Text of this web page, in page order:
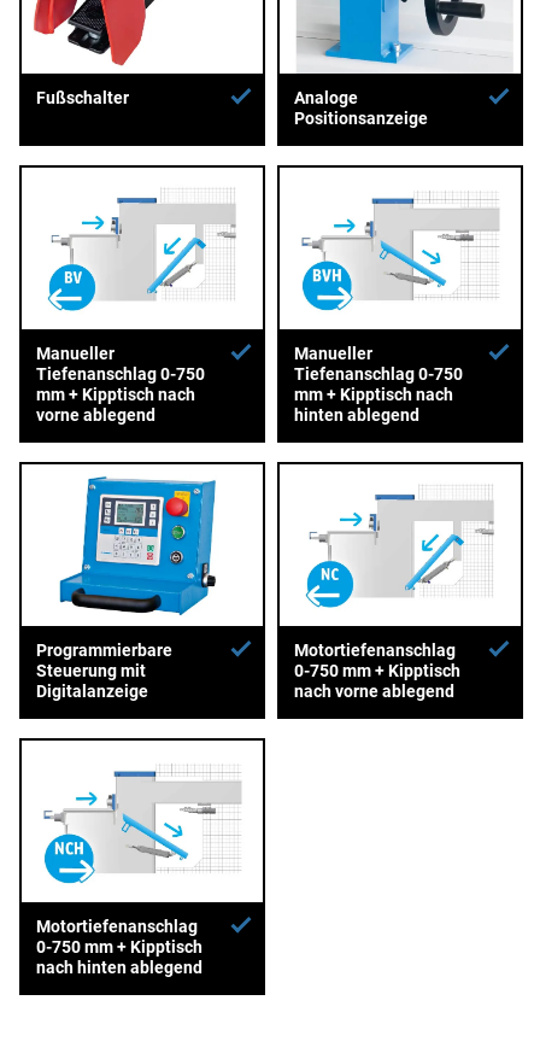
Fußschalter
Analoge
Positionsanzeige
Manueller
Tiefenanschlag 0-750
mm + Kipptisch nach
vorne ablegend
Manueller
Tiefenanschlag 0-750
mm + Kipptisch nach
hinten ablegend
Programmierbare
Steuerung mit
Digitalanzeige
Motortiefenanschlag
0-750 mm + Kipptisch
nach vorne ablegend
Motortiefenanschlag
0-750 mm + Kipptisch
nach hinten ablegend